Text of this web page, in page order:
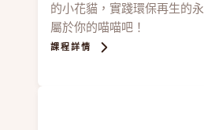
的小花貓，實踐環保再生的
屬於你的喵喵吧！
課程詳情